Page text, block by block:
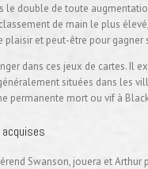
le double de toute
de main le plus
plaisir et peut-être pour
dans ces jeux de cartes.
situées dans les
permanente mort ou vif à
Swanson, jouera et